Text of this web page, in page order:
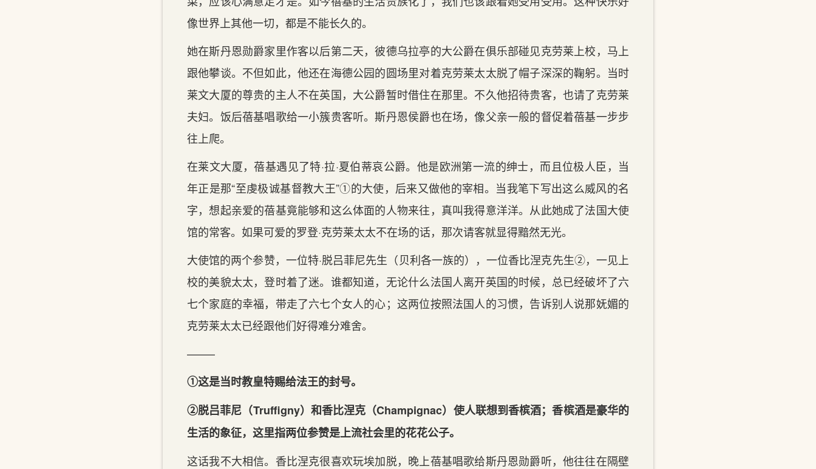
像世界上其他一切，都是不能长久的。
她在斯丹恩勋爵家里作客以后第二天，彼德乌拉亭的大公爵在俱乐部碰见克劳莱上校，马上
跟他攀谈。不但如此，他还在海德公园的圆场里对着克劳莱太太脱了帽子深深的鞠躬。当时
莱文大厦的尊贵的主人不在英国，大公爵暂时借住在那里。不久他招待贵客，也请了克劳莱
夫妇。饭后蓓基唱歌给一小簇贵客听。斯丹恩侯爵也在场，像父亲一般的督促着蓓基一步步
往上爬。
在莱文大厦，蓓基遇见了特·拉·夏伯蒂哀公爵。他是欧洲第一流的绅士，而且位极人臣，当
年正是那“至虔极诚基督教大王”①的大使，后来又做他的宰相。当我笔下写出这么威风的名
字，想起亲爱的蓓基竟能够和这么体面的人物来往，真叫我得意洋洋。从此她成了法国大使
馆的常客。如果可爱的罗登·克劳莱太太不在场的话，那次请客就显得黯然无光。
大使馆的两个参赞，一位特·脱吕菲尼先生（贝利各一族的），一位香比涅克先生②，一见上
校的美貌太太，登时着了迷。谁都知道，无论什么法国人离开英国的时候，总已经破坏了六
七个家庭的幸福，带走了六七个女人的心；这两位按照法国人的习惯，告诉别人说那妩媚的
克劳莱太太已经跟他们好得难分难舍。
——–
①这是当时教皇特赐给法王的封号。
②脱吕菲尼（Truffigny）和香比涅克（Champignac）使人联想到香槟酒；香槟酒是豪华的
生活的象征，这里指两位参赞是上流社会里的花花公子。
这话我不大相信。香比涅克很喜欢玩埃加脱，晚上蓓基唱歌给斯丹恩勋爵听，他往往在隔壁